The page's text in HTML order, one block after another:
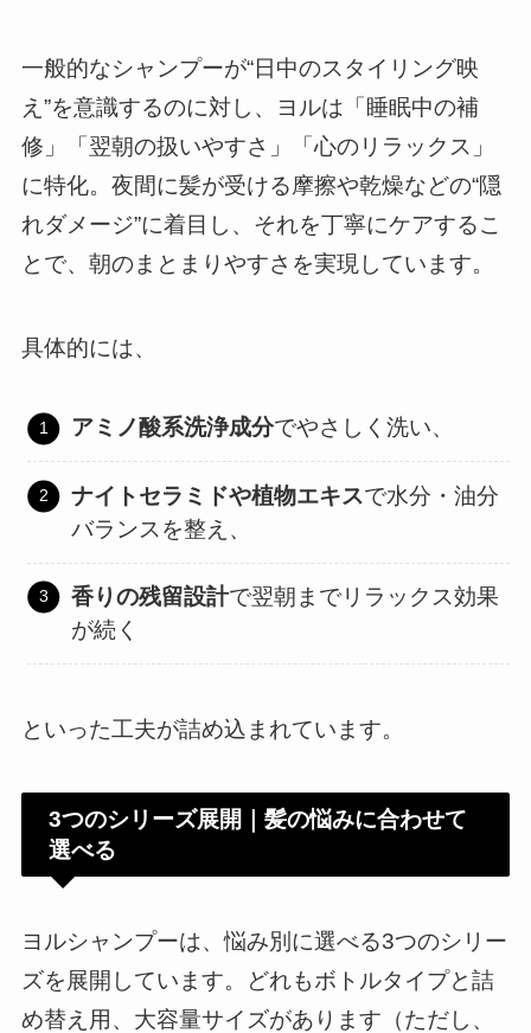
一般的なシャンプーが“日中のスタイリング映
え”を意識するのに対し、ヨルは「睡眠中の補
修」「翌朝の扱いやすさ」「心のリラックス」
に特化。夜間に髪が受ける摩擦や乾燥などの“隠
れダメージ”に着目し、それを丁寧にケアするこ
とで、朝のまとまりやすさを実現しています。
具体的には、
アミノ酸系洗浄成分でやさしく洗い、
ナイトセラミドや植物エキスで水分・油分
バランスを整え、
香りの残留設計で翌朝までリラックス効果
が続く
といった工夫が詰め込まれています。
3つのシリーズ展開｜髪の悩みに合わせて
選べる
ヨルシャンプーは、悩み別に選べる3つのシリー
ズを展開しています。どれもボトルタイプと詰
め替え用、大容量サイズがあります（ただし、